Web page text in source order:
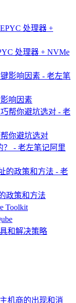
处理器 + NVMe
响因素
你避坑选对
阿里
政策和方法
Toolkit
和解决策略
机商的出现和消